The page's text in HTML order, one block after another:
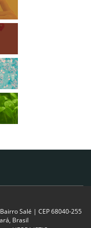
Salé | CEP 68040-255
Brasil